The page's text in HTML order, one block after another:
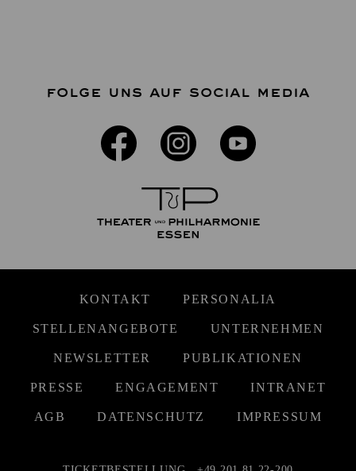
FOLGE UNS AUF SOCIAL MEDIA
KONTAKT PERSONALIA
STELLENANGEBOTE UNTERNEHMEN
NEWSLETTER PUBLIKATIONEN
PRESSE ENGAGEMENT INTRANET
AGB DATENSCHUTZ IMPRESSUM